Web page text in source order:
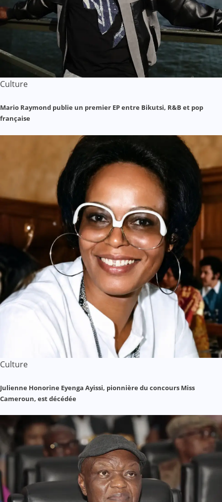
Culture
Mario Raymond publie un premier EP entre Bikutsi, R&B et pop
française
Culture
Julienne Honorine Eyenga Ayissi, pionnière du concours Miss
Cameroun, est décédée